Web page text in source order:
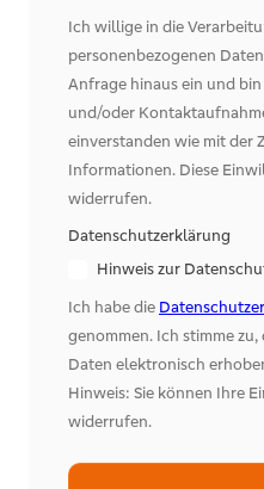
Ich willige in die
personenbezogenen
Anfrage hinaus ein und
und/oder
einverstanden wie mit der
Informationen. Diese
widerrufen.
Datenschutzerklärung
Hinweis zur
Ich habe die
genommen. Ich stimme
Daten elektronisch
Hinweis: Sie können Ihre
widerrufen.